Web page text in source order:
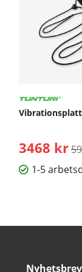
3468 kr
1-5
Nyhetsbrev